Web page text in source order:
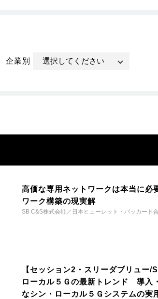
企業別
高価な専用ネットワークは本当に必
ワーク構築の現実解
SB C&S株式会社／日本ヒューレット・パッカード
【セッション2・スリーダブリュー/
ローカル５Ｇの最新トレンド 導入
なシン・ローカル５Ｇシステムの実